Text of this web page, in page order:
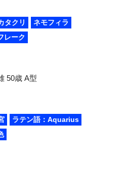
タクリ
ネモフィラ
レーク
50歳 A型
ラテン語：Aquarius